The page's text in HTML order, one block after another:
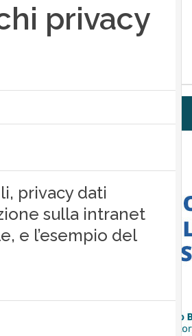
privacy
privacy dati
sulla intranet
e l’esempio del